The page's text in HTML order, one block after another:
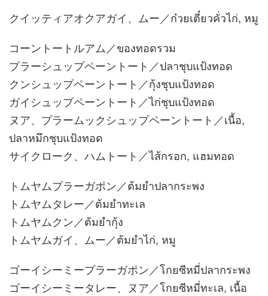
クイッティアオクアガイ、ムー／ก๋วยเตี๋ยวคั่วไก่, หมู
コーントートルアム／ของทอดรวม
プラーシュップペーントート／ปลาชุบแป้งทอด
クンシュップペーントート／กุ้งชุบแป้งทอด
ガイシュップペーントート／ไก่ชุบแป้งทอด
ヌア、プラームックシュップペーントート／เนื้อ,
ปลาหมึกชุบแป้งทอด
サイクローク、ハムトート／ไส้กรอก, แฮมทอด
トムヤムプラーガポン／ต้มยำปลากระพง
トムヤムタレー／ต้มยำทะเล
トムヤムクン／ต้มยำกุ้ง
トムヤムガイ、ムー／ต้มยำไก่, หมู
ゴーイシーミープラーガポン／โกยซีหมี่ปลากระพง
ゴーイシーミータレー、ヌア／โกยซีหมี่ทะเล, เนื้อ